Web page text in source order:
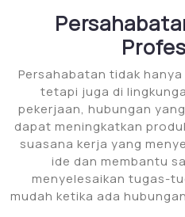
Persahabatan tidak
tetapi juga di
pekerjaan, hubungan
dapat meningkatkan
suasana kerja yang
ide dan membantu
menyelesaikan tugas-
mudah ketika ada